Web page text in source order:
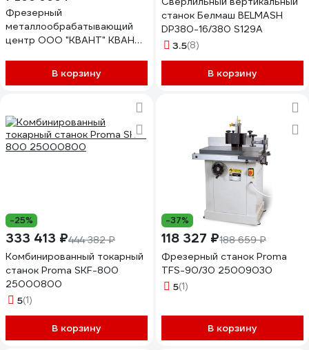
Фрезерный
металлообрабатывающий
центр ООО "КВАНТ" КВАНТ
УТ-00102569В корзину
станок Белмаш BELMASH
DP380-16/380 S129A
3.5(8)
В корзину
-25%
333 413 ₽444 382 ₽
Комбинированный токарный
станок Proma SKF-800
25000800
5(1)
В корзину
-37%
118 327 ₽188 659 ₽
Фрезерный станок Proma
TFS-90/30 25009030
5(1)
В корзину